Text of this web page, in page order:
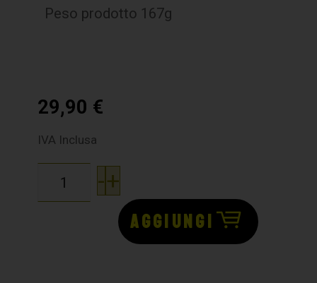
Peso prodotto 167g
29,90 €
IVA Inclusa
-+
AGGIUNGI